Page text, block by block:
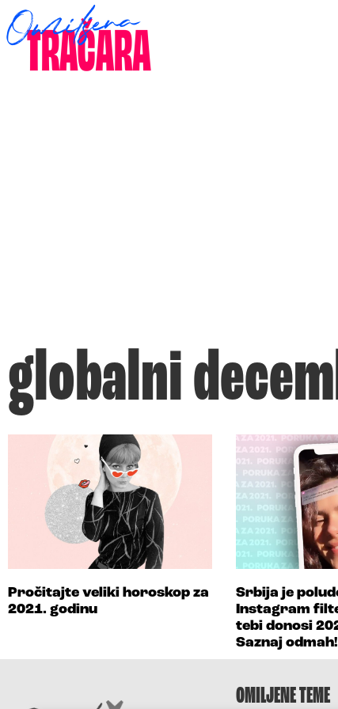
globalni
Pročitajte veliki horoskop za
2021. godinu
Srbija je
Instagram
tebi donosi
Saznaj odmah!
OMILJENE TEME